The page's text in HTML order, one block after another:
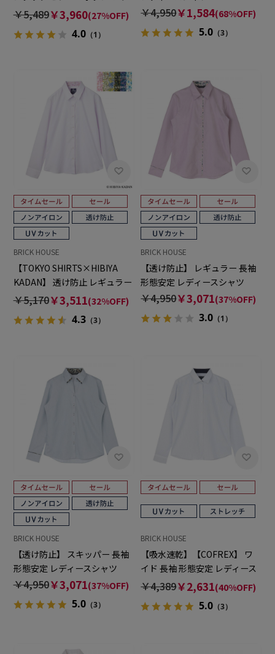
ウス 長袖 レディースデザイン
シャツ
￥5,489￥3,960(27%OFF)
4.0（1）
￥4,950￥1,584(68%OFF)
5.0 （3）
BRICK HOUSE
【TOKYO SHIRTS×HIBIYA
KADAN】 透け防止 レギュラー
長袖 形態安定 レディースシャ
￥5,170￥3,511(32%OFF)
4.3（3）
BRICK HOUSE
【透け防止】 レギュラー 長袖
形態安定 レディースシャツ
￥4,950￥3,071(37%OFF)
3.0 （1）
BRICK HOUSE
【透け防止】 スキッパー 長袖
形態安定 レディースシャツ
￥4,950￥3,071(37%OFF)
5.0（3）
BRICK HOUSE
【吸水速乾】【COFREX】 ワ
イド 長袖 形態安定 レディース
シャツ
￥4,389￥2,631(40%OFF)
5.0 （3）